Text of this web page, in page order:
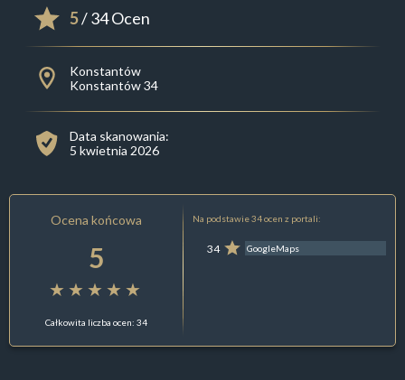
5/ 34 Ocen
Konstantów
Konstantów 34
Data skanowania:
5 kwietnia 2026
Ocena końcowa
5
Całkowita liczba ocen: 34
Na podstawie 34 ocen z portali:
34 GoogleMaps